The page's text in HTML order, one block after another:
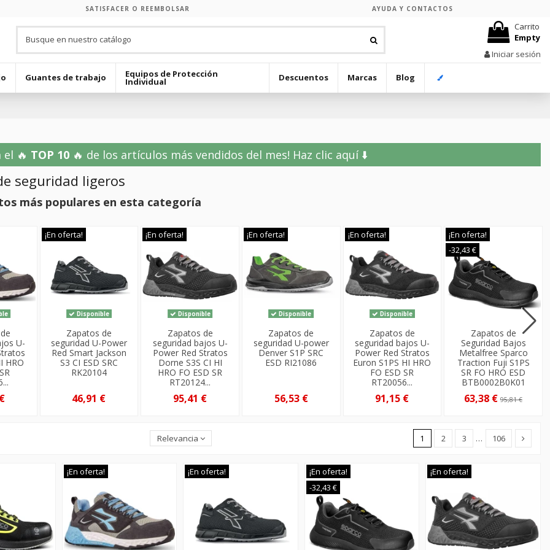
SATISFACER O REEMBOLSAR AYUDA Y CONTACTOS
Carrito
Empty
Iniciar sesión
Guantes de trabajo Equipos de Protección
Individual Descuentos Marcas Blog
🔥 TOP 10🔥 de los artículos más vendidos del mes! Haz clic aquí ⬇️
seguridad ligeros
más populares en esta categoría
U-
HRO
¡En oferta!
Disponible
Zapatos de
seguridad U-Power
Red Smart Jackson
S3 CI ESD SRC
RK20104
46,91 €
¡En oferta!
Disponible
Zapatos de
seguridad bajos U-
Power Red Stratos
Dorne S3S CI HI
HRO FO ESD SR
RT20124...
95,41 €
¡En oferta!
Disponible
Zapatos de
seguridad U-power
Denver S1P SRC
ESD RI21086
56,53 €
¡En oferta!
Disponible
Zapatos de
seguridad bajos U-
Power Red Stratos
Euron S1PS HI HRO
FO ESD SR
RT20056...
91,15 €
¡En oferta!
-32,43 €
Zapatos de
Seguridad Bajos
Metalfree Sparco
Traction Fuji S1PS
SR FO HRO ESD
BTB0002B0K01
63,38 €95,81 €
Relevancia 1 2 3 … 106
¡En oferta! ¡En oferta!
¡En oferta!
-32,43 €
¡En oferta!